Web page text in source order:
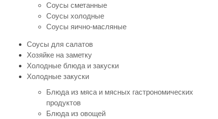
Соусы сметанные
Соусы холодные
Соусы яично-масляные
Соусы для салатов
Хозяйке на заметку
Холодные блюда и закуски
Холодные закуски
Блюда из мяса и мясных гастрономических
продуктов
Блюда из овощей